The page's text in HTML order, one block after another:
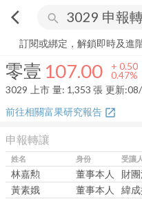
arrow_back_ios search
零壹 107.00 +0.47%
訂閱或綁定，解鎖即時及進
零壹 107.00 + 0.50
0.47%
3029
上市 量: 1,353 張 更新:
前往相關富果研究報告 open_in_new
申報轉讓
姓名 身份 受讓人
林嘉勲 董事本人
財
黃素娥
董事本人
緯